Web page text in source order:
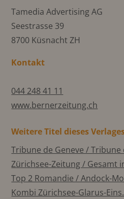
Tamedia Advertising AG
Seestrasse 39
8700 Küsnacht ZH
Kontakt
044 248 41 11
www.bernerzeitung.ch
Weitere Titel dieses
Tribune de Geneve / Tribune
Zürichsee-Zeitung / Gesamt
Top 2 Romandie / Andock-
Kombi Zürichsee-Glarus-